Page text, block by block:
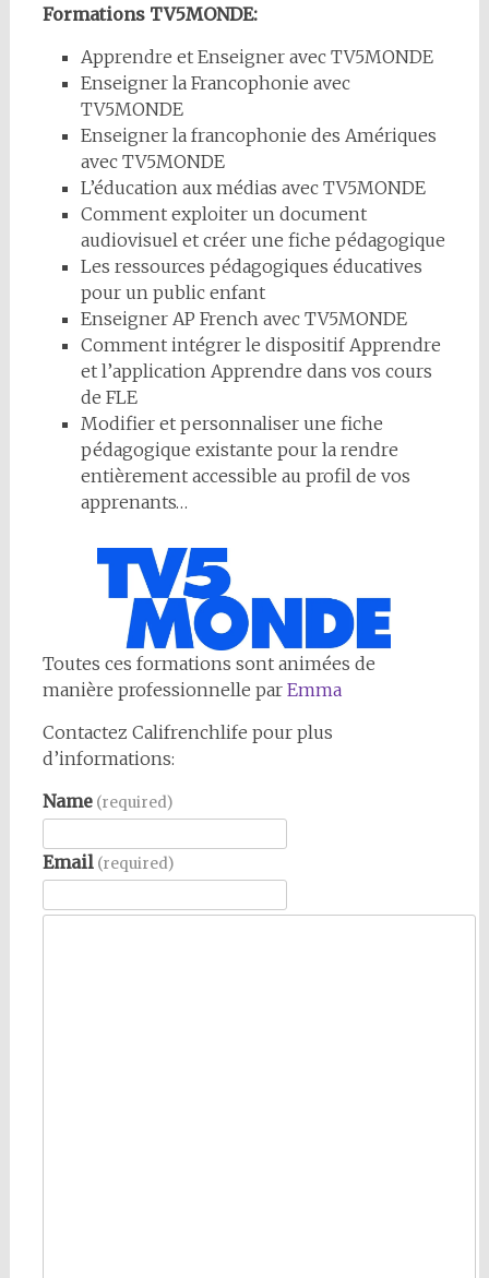
Formations TV5MONDE:
Apprendre et Enseigner avec TV5MONDE
Enseigner la Francophonie avec
TV5MONDE
Enseigner la francophonie des Amériques
avec TV5MONDE
L’éducation aux médias avec TV5MONDE
Comment exploiter un document
audiovisuel et créer une fiche pédagogique
Les ressources pédagogiques éducatives
pour un public enfant
Enseigner AP French avec TV5MONDE
Comment intégrer le dispositif Apprendre
et l’application Apprendre dans vos cours
de FLE
Modifier et personnaliser une fiche
pédagogique existante pour la rendre
entièrement accessible au profil de vos
apprenants…
Toutes ces formations sont animées de
manière professionnelle parEmma
Contactez Califrenchlife pour plus
d’informations:
Name (required)
Email (required)